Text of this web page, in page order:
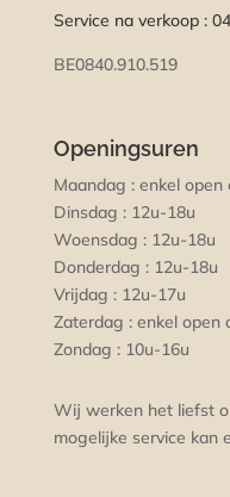
Service na verkoop :
BE0840.910.519
Openingsuren
Maandag : enkel open
Dinsdag : 12u-18u
Woensdag : 12u-18u
Donderdag : 12u-18u
Vrijdag : 12u-17u
Zaterdag : enkel open
Zondag : 10u-16u
Wij werken het liefst
mogelijke service kan